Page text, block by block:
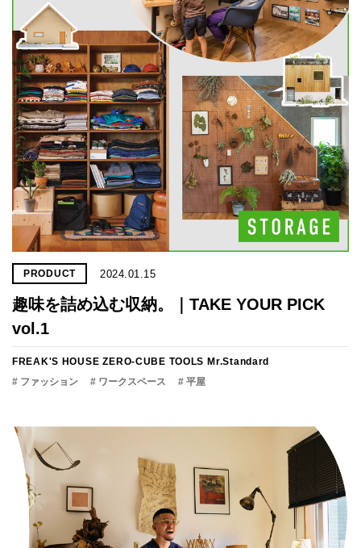
PRODUCT 2024.01.15
趣味を詰め込む収納。｜TAKE YOUR PICK
vol.1
FREAK'S HOUSE ZERO-CUBE TOOLS Mr.Standard
# ファッション
# ワークスペース # 平屋